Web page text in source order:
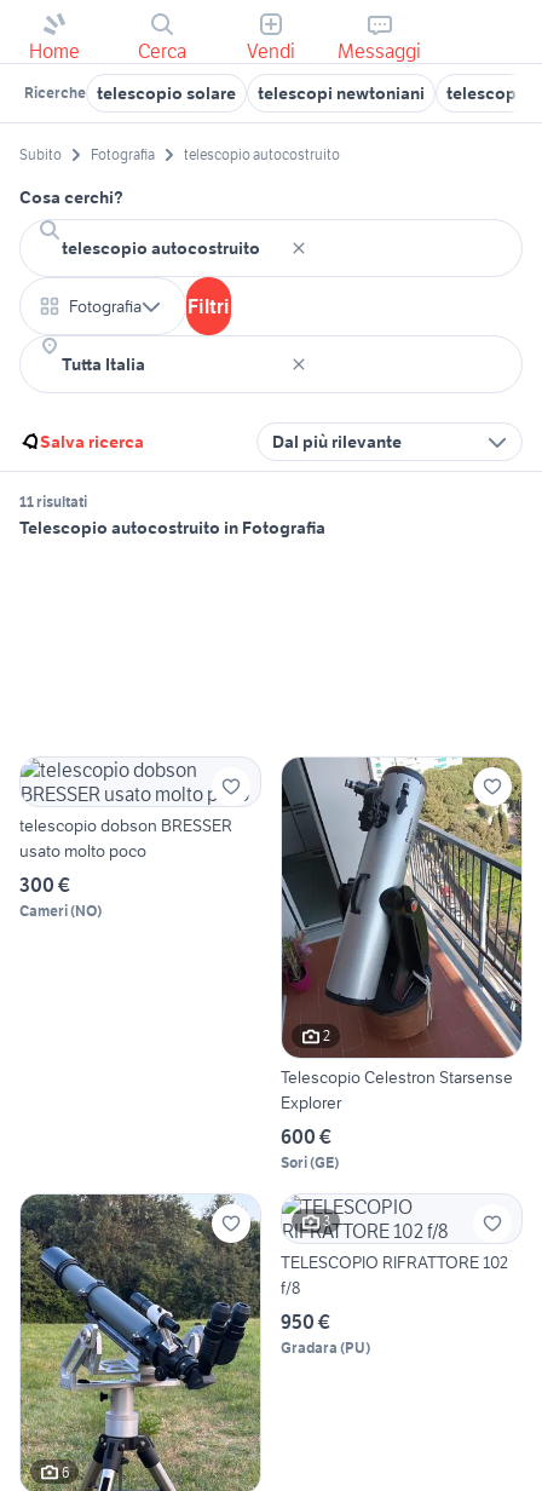
Home Cerca Vendi Messaggi
Ricerche telescopio solare telescopi newtoniani telescopio
Subito Fotografia telescopio autocostruito
Cosa cerchi?
Fotografia Filtri
Salva ricerca Dal più rilevante
11 risultati
Telescopio autocostruito in Fotografia
telescopio dobson BRESSER
usato molto poco
300 €
Cameri(NO)
2
Telescopio Celestron Starsense
Explorer
600 €
Sori(GE)
6
3
TELESCOPIO RIFRATTORE 102
f/8
950 €
Gradara (PU)